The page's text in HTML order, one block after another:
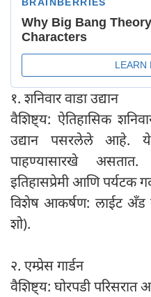
१. शनिवार वाडा उद्यान
वैशिष्ट्य: ऐतिहासिक
उद्यान पसरलेले आहे.
पाहण्यासारखे
इतिहासप्रेमी आणि पर्यटक
विशेष आकर्षण: लाईट अँड
शो).
२. एम्प्रेस गार्डन
वैशिष्ट्य: घोरपडी